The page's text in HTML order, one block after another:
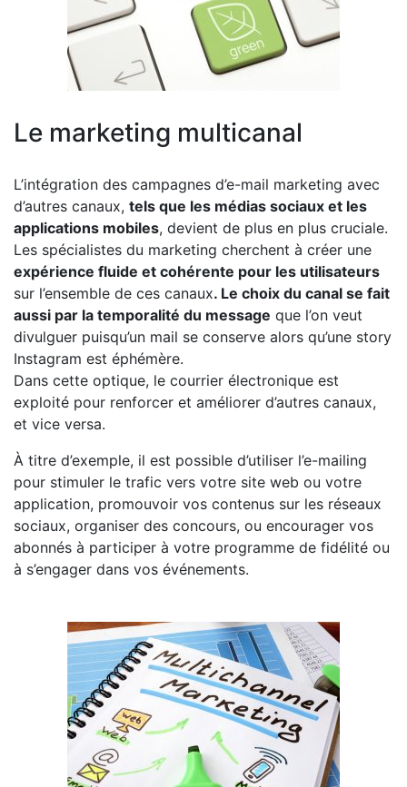
Le marketing multicanal
L’intégration des campagnes d’e-mail marketing avec
d’autres canaux, tels que les médias sociaux et les
applications mobiles, devient de plus en plus cruciale.
Les spécialistes du marketing cherchent à créer une
expérience fluide et cohérente pour les utilisateurs
sur l’ensemble de ces canaux. Le choix du canal se fait
aussi par la temporalité du message que l’on veut
divulguer puisqu’un mail se conserve alors qu’une story
Instagram est éphémère.
Dans cette optique, le courrier électronique est
exploité pour renforcer et améliorer d’autres canaux,
et vice versa.
À titre d’exemple, il est possible d’utiliser l’e-mailing
pour stimuler le trafic vers votre site web ou votre
application, promouvoir vos contenus sur les réseaux
sociaux, organiser des concours, ou encourager vos
abonnés à participer à votre programme de fidélité ou
à s’engager dans vos événements.